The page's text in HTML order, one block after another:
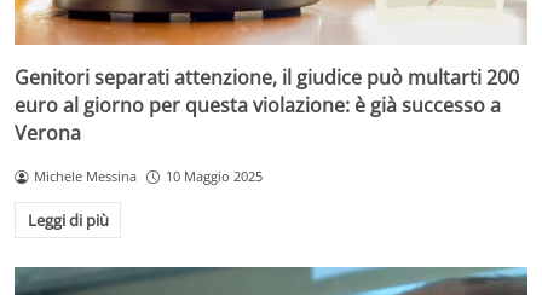
Genitori separati attenzione, il giudice può multarti 200
euro al giorno per questa violazione: è già successo a
Verona
Michele Messina 10 Maggio 2025
Leggi di più